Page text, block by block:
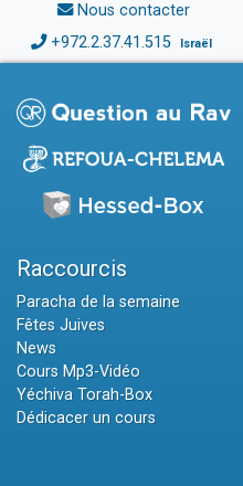
Nous contacter
+972.2.37.41.515 Israël
Raccourcis
Paracha de la semaine
Fêtes Juives
News
Cours Mp3-Vidéo
Yéchiva Torah-Box
Dédicacer un cours